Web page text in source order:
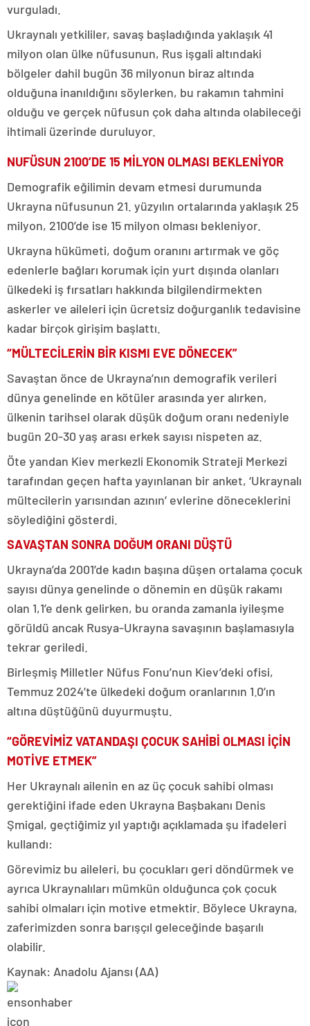
vurguladı.
Ukraynalı yetkililer, savaş başladığında yaklaşık 41
milyon olan ülke nüfusunun, Rus işgali altındaki
bölgeler dahil bugün 36 milyonun biraz altında
olduğuna inanıldığını söylerken, bu rakamın tahmini
olduğu ve gerçek nüfusun çok daha altında olabileceği
ihtimali üzerinde duruluyor.
NUFÜSUN 2100’DE 15 MİLYON OLMASI BEKLENİYOR
Demografik eğilimin devam etmesi durumunda
Ukrayna nüfusunun 21. yüzyılın ortalarında yaklaşık 25
milyon, 2100’de ise 15 milyon olması bekleniyor.
Ukrayna hükümeti, doğum oranını artırmak ve göç
edenlerle bağları korumak için yurt dışında olanları
ülkedeki iş fırsatları hakkında bilgilendirmekten
askerler ve aileleri için ücretsiz doğurganlık tedavisine
kadar birçok girişim başlattı.
“MÜLTECİLERİN BİR KISMI EVE DÖNECEK”
Savaştan önce de Ukrayna’nın demografik verileri
dünya genelinde en kötüler arasında yer alırken,
ülkenin tarihsel olarak düşük doğum oranı nedeniyle
bugün 20-30 yaş arası erkek sayısı nispeten az.
Öte yandan Kiev merkezli Ekonomik Strateji Merkezi
tarafından geçen hafta yayınlanan bir anket, ‘Ukraynalı
mültecilerin yarısından azının’ evlerine döneceklerini
söylediğini gösterdi.
SAVAŞTAN SONRA DOĞUM ORANI DÜŞTÜ
Ukrayna’da 2001’de kadın başına düşen ortalama çocuk
sayısı dünya genelinde o dönemin en düşük rakamı
olan 1,1’e denk gelirken, bu oranda zamanla iyileşme
görüldü ancak Rusya-Ukrayna savaşının başlamasıyla
tekrar geriledi.
Birleşmiş Milletler Nüfus Fonu’nun Kiev’deki ofisi,
Temmuz 2024’te ülkedeki doğum oranlarının 1.0’ın
altına düştüğünü duyurmuştu.
“GÖREVİMİZ VATANDAŞI ÇOCUK SAHİBİ OLMASI İÇİN
MOTİVE ETMEK”
Her Ukraynalı ailenin en az üç çocuk sahibi olması
gerektiğini ifade eden Ukrayna Başbakanı Denis
Şmigal, geçtiğimiz yıl yaptığı açıklamada şu ifadeleri
kullandı:
Görevimiz bu aileleri, bu çocukları geri döndürmek ve
ayrıca Ukraynalıları mümkün olduğunca çok çocuk
sahibi olmaları için motive etmektir. Böylece Ukrayna,
zaferimizden sonra barışçıl geleceğinde başarılı
olabilir.
Kaynak: Anadolu Ajansı (AA)